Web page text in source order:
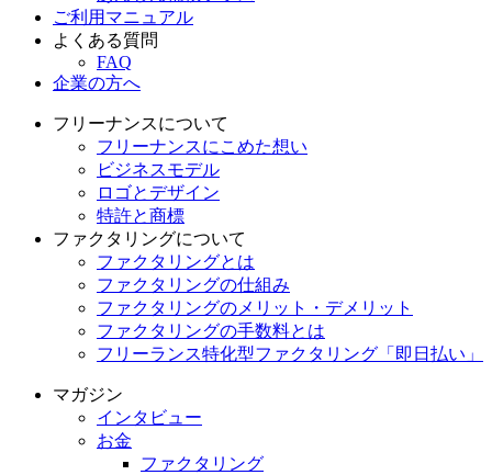
ご利用マニュアル
よくある質問
FAQ
企業の方へ
フリーナンスについて
フリーナンスにこめた想い
ビジネスモデル
ロゴとデザイン
特許と商標
ファクタリングについて
ファクタリングとは
ファクタリングの仕組み
ファクタリングのメリット・デメリット
ファクタリングの手数料とは
フリーランス特化型ファクタリング「即日払い」
マガジン
インタビュー
お金
ファクタリング